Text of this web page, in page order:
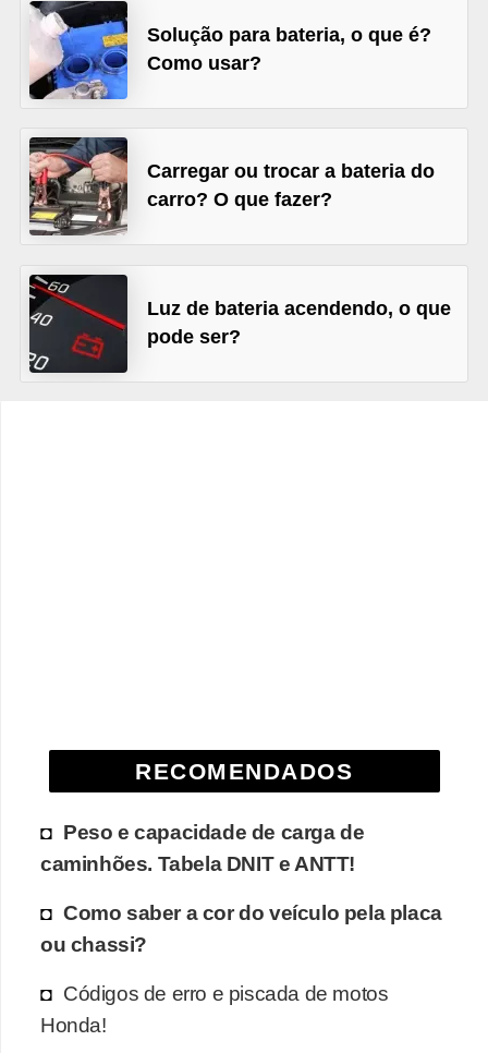
Solução para bateria, o que é?
Como usar?
Carregar ou trocar a bateria do
carro? O que fazer?
Luz de bateria acendendo, o que
pode ser?
RECOMENDADOS
Peso e capacidade de carga de
caminhões. Tabela DNIT e ANTT!
Como saber a cor do veículo pela placa
ou chassi?
Códigos de erro e piscada de motos
Honda!
B
c
c
l
e
a
s
C
f
a
d
C
o
m
p